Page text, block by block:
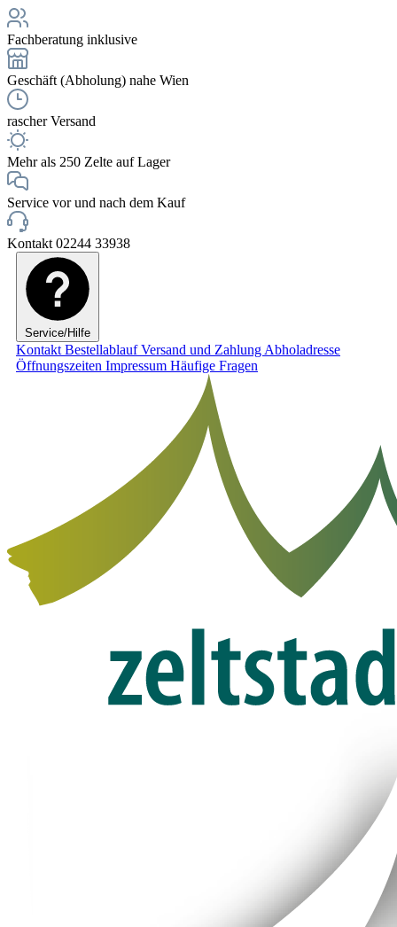
Fachberatung inklusive
Geschäft (Abholung) nahe Wien
rascher Versand
Mehr als 250 Zelte auf Lager
Service vor und nach dem Kauf
Kontakt 02244 33938
Service/Hilfe
Kontakt BestellablaufVersand und Zahlung Abholadresse
Öffnungszeiten Impressum Häufige Fragen